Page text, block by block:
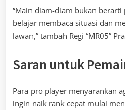
“Main diam-diam bukan
belajar membaca situasi dan
lawan,” tambah Regi “MR05”
Saran untuk
Para pro player menyarankan
ingin naik rank cepat mulai